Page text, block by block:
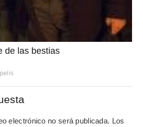
de las bestias
electrónico no será publicada. Los